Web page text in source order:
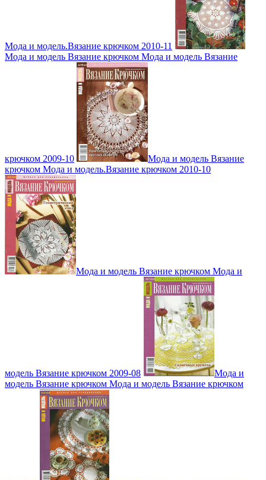
Мода и модель.Вязание крючком 2010-11
Мода и модель Вязание крючком Мода и модель Вязание
крючком 2009-10
Мода и модель Вязание
крючком Мода и модель.Вязание крючком 2010-10
Мода и модель Вязание крючком Мода и
модель Вязание крючком 2009-08
Мода и
модель Вязание крючком Мода и модель Вязание крючком